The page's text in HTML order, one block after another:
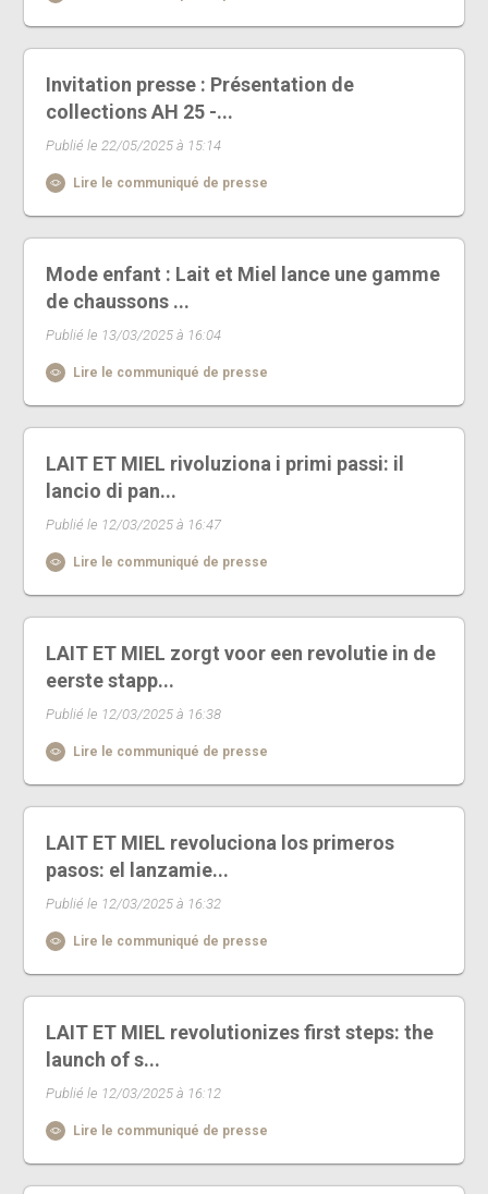
Invitation presse : Présentation de
collections AH 25 -...
Publié le 22/05/2025 à 15:14
Lire le communiqué de presse
Mode enfant : Lait et Miel lance une gamme
de chaussons ...
Publié le 13/03/2025 à 16:04
Lire le communiqué de presse
LAIT ET MIEL rivoluziona i primi passi: il
lancio di pan...
Publié le 12/03/2025 à 16:47
Lire le communiqué de presse
LAIT ET MIEL zorgt voor een revolutie in de
eerste stapp...
Publié le 12/03/2025 à 16:38
Lire le communiqué de presse
LAIT ET MIEL revoluciona los primeros
pasos: el lanzamie...
Publié le 12/03/2025 à 16:32
Lire le communiqué de presse
LAIT ET MIEL revolutionizes first steps: the
launch of s...
Publié le 12/03/2025 à 16:12
Lire le communiqué de presse